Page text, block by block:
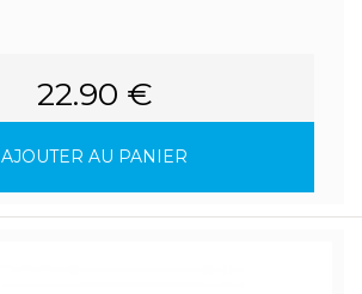
22.90 €
AJOUTER AU PANIER